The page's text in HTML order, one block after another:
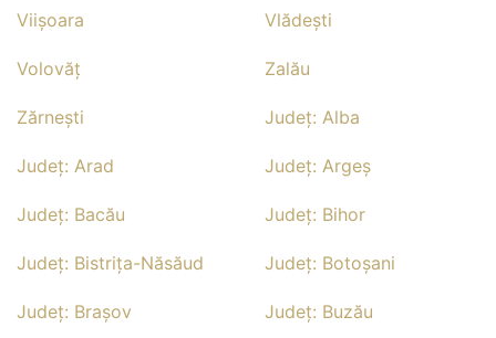
Viişoara Vlădeşti
Volovăţ Zalău
Zărneşti Județ: Alba
Județ: Arad Județ: Argeş
Județ: Bacău Județ: Bihor
Județ: Bistriţa-Năsăud Județ: Botoşani
Județ: Braşov Județ: Buzău